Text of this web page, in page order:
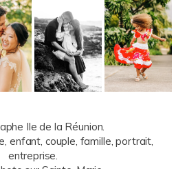
Ile de la Réunion.
enfant, couple, famille, portrait,
entreprise.